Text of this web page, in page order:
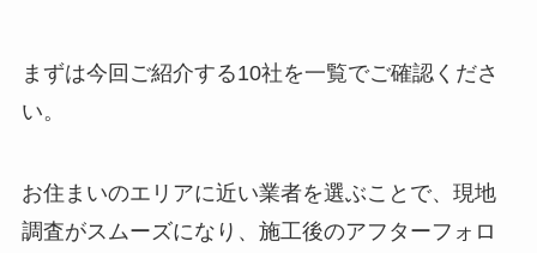
まずは今回ご紹介する10社を一覧でご確認くださ
い。
お住まいのエリアに近い業者を選ぶことで、現地
調査がスムーズになり、施工後のアフターフォロ